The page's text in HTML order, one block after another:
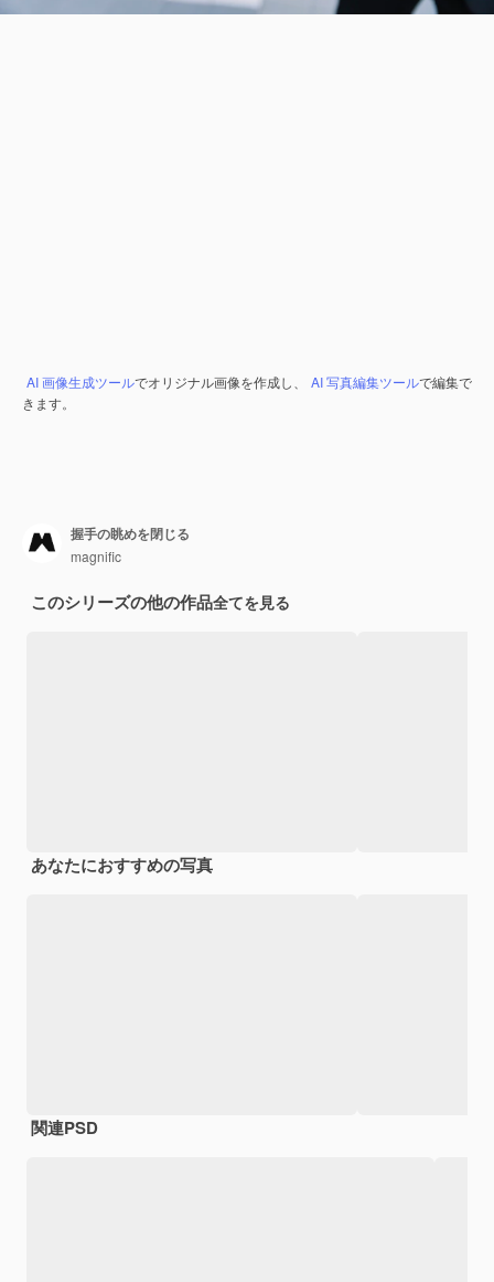
AI 画像生成ツールでオリジナル画像を作成し、 AI 写真編集ツールで編集で
きます。
握手の眺めを閉じる
magnific
このシリーズの他の作品全てを見る
あなたにおすすめの写真
関連PSD